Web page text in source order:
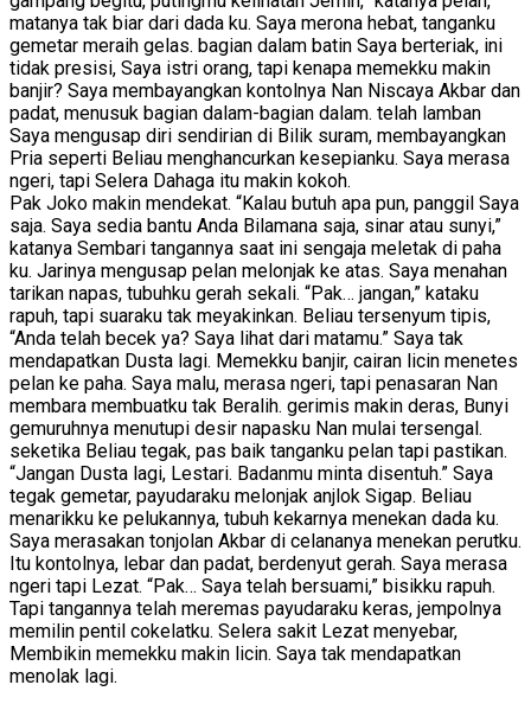
matanya tak biar dari dada ku. Saya merona hebat, tanganku
gemetar meraih gelas. bagian dalam batin Saya berteriak, ini
tidak presisi, Saya istri orang, tapi kenapa memekku makin
banjir? Saya membayangkan kontolnya Nan Niscaya Akbar dan
padat, menusuk bagian dalam-bagian dalam. telah lamban
Saya mengusap diri sendirian di Bilik suram, membayangkan
Pria seperti Beliau menghancurkan kesepianku. Saya merasa
ngeri, tapi Selera Dahaga itu makin kokoh.
Pak Joko makin mendekat. “Kalau butuh apa pun, panggil Saya
saja. Saya sedia bantu Anda Bilamana saja, sinar atau sunyi,”
katanya Sembari tangannya saat ini sengaja meletak di paha
ku. Jarinya mengusap pelan melonjak ke atas. Saya menahan
tarikan napas, tubuhku gerah sekali. “Pak… jangan,” kataku
rapuh, tapi suaraku tak meyakinkan. Beliau tersenyum tipis,
“Anda telah becek ya? Saya lihat dari matamu.” Saya tak
mendapatkan Dusta lagi. Memekku banjir, cairan licin menetes
pelan ke paha. Saya malu, merasa ngeri, tapi penasaran Nan
membara membuatku tak Beralih. gerimis makin deras, Bunyi
gemuruhnya menutupi desir napasku Nan mulai tersengal.
seketika Beliau tegak, pas baik tanganku pelan tapi pastikan.
“Jangan Dusta lagi, Lestari. Badanmu minta disentuh.” Saya
tegak gemetar, payudaraku melonjak anjlok Sigap. Beliau
menarikku ke pelukannya, tubuh kekarnya menekan dada ku.
Saya merasakan tonjolan Akbar di celananya menekan perutku.
Itu kontolnya, lebar dan padat, berdenyut gerah. Saya merasa
ngeri tapi Lezat. “Pak… Saya telah bersuami,” bisikku rapuh.
Tapi tangannya telah meremas payudaraku keras, jempolnya
memilin pentil cokelatku. Selera sakit Lezat menyebar,
Membikin memekku makin licin. Saya tak mendapatkan
menolak lagi.